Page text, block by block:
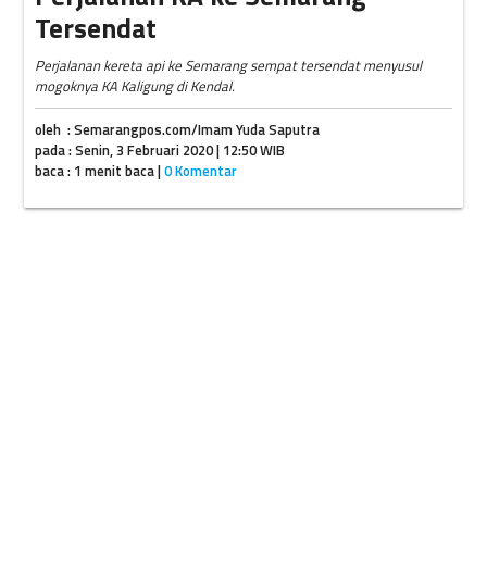
Tersendat
Perjalanan kereta api ke Semarang sempat tersendat menyusul
mogoknya KA Kaligung di Kendal.
oleh : Semarangpos.com/Imam Yuda Saputra
pada : Senin, 3 Februari 2020 | 12:50 WIB
baca : 1 menit baca |0 Komentar